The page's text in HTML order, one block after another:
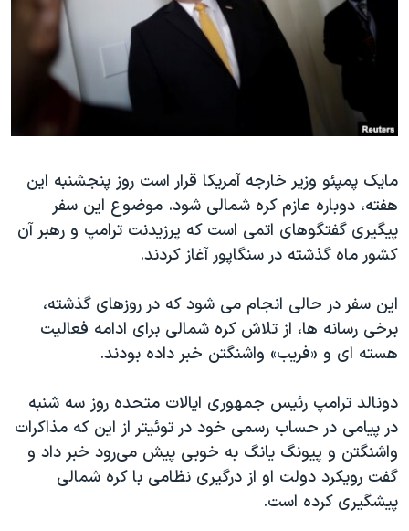
فرهنگ و زندگی
حقوق شهروندی
علم و فناوری
گالری عکس
آرشیو پخش زنده
مستندها
انتخابات ریاست جمهوری آمریکا ۲۰۲۴
حمله جمهوری اسلامی به اسرائیل
رمز مهسا
اعتراضات زن، زندگی، آزادی
مجموعه مستندهای دادخواهی
تریبونال مردمی آبان ۹۸
چهل سال گروگان‌گیری
قانون شفافیت دارائی کادر رهبری ایران
اسرائیل در جنگ
نرگس محمدی برنده جایزه نوبل صلح
همایش محافظه‌کاران آمریکا «سی‌پک»
صفحه‌های ویژه
دنبال کنید
زبانهای مختلف
مایک پمپئو وزیر خارجه آمریکا قرار است روز پنجشنبه این
هفته، دوباره عازم کره شمالی شود. موضوع این سفر
پیگیری گفتگوهای اتمی است که پرزیدنت ترامپ و رهبر آن
کشور ماه گذشته در سنگاپور آغاز کردند.
این سفر در حالی انجام می شود که در روزهای گذشته،
برخی رسانه ها، از تلاش کره شمالی برای ادامه فعالیت
هسته ای و «فریب» واشنگتن خبر داده‌ بودند.
دونالد ترامپ رئیس جمهوری ایالات متحده روز سه شنبه
در پیامی در حساب رسمی خود در توئیتر از این که مذاکرات
واشنگتن و پیونگ یانگ به خوبی پیش می‌رود خبر داد و
گفت رویکرد دولت او از درگیری نظامی با کره شمالی
پیشگیری کرده است.